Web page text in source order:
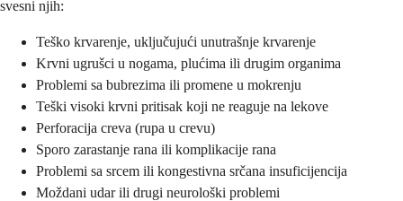
svesni njih:
Teško krvarenje, uključujući unutrašnje krvarenje
Krvni ugrušci u nogama, plućima ili drugim organima
Problemi sa bubrezima ili promene u mokrenju
Teški visoki krvni pritisak koji ne reaguje na lekove
Perforacija creva (rupa u crevu)
Sporo zarastanje rana ili komplikacije rana
Problemi sa srcem ili kongestivna srčana insuficijencija
Moždani udar ili drugi neurološki problemi